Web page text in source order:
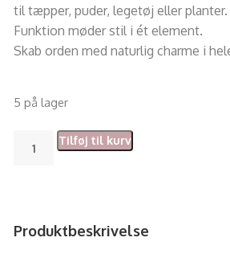
til tæpper, puder, legetøj eller planter.
Funktion møder stil i ét element.
Skab orden med naturlig charme i
5 på lager
Tilføj til kurv
Produktbeskrivelse